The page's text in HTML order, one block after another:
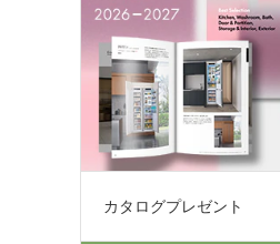
カタログプレゼント